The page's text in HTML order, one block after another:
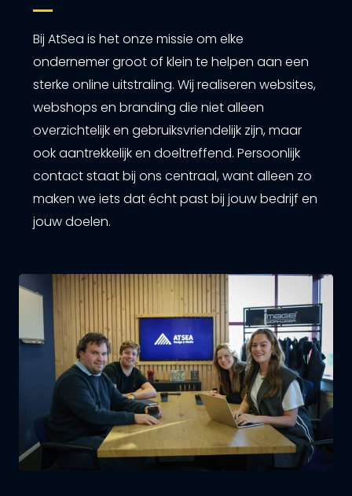
Bij AtSea is het onze missie om elke
ondernemer groot of klein te helpen aan een
sterke online uitstraling. Wij realiseren websites,
webshops en branding die niet alleen
overzichtelijk en gebruiksvriendelijk zijn, maar
ook aantrekkelijk en doeltreffend. Persoonlijk
contact staat bij ons centraal, want alleen zo
maken we iets dat écht past bij jouw bedrijf en
jouw doelen.